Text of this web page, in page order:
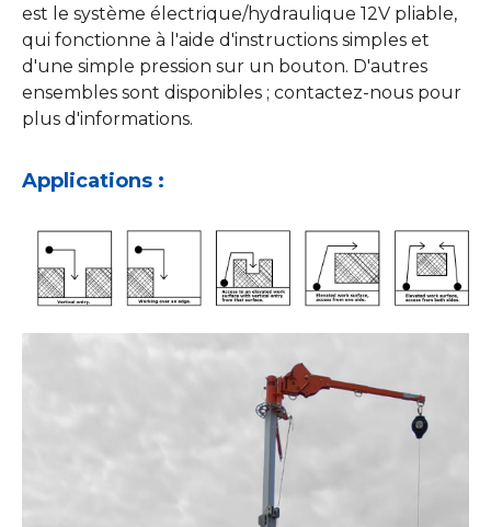
est le système électrique/hydraulique 12V pliable,
qui fonctionne à l'aide d'instructions simples et
d'une simple pression sur un bouton. D'autres
ensembles sont disponibles ; contactez-nous pour
plus d'informations.
Applications :